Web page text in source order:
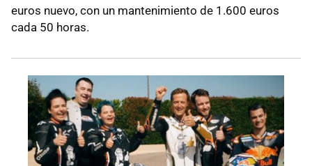
euros nuevo, con un mantenimiento de 1.600 euros
cada 50 horas.